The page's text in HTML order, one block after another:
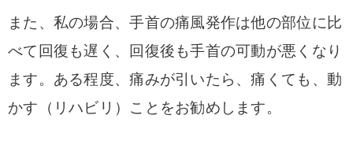
また、私の場合、手首の痛風発作は他の部位に比
べて回復も遅く、回復後も手首の可動が悪くなり
ます。ある程度、痛みが引いたら、痛くても、動
かす（リハビリ）ことをお勧めします。